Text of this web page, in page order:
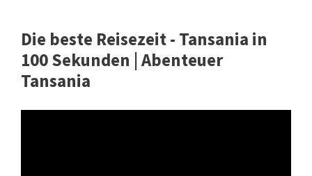
Die beste Reisezeit - Tansania in
100 Sekunden | Abenteuer
Tansania